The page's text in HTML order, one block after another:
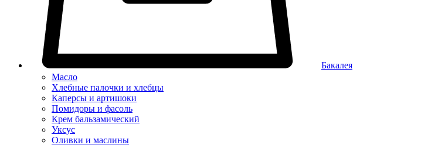
Бакалея
Масло
Хлебные палочки и хлебцы
Каперсы и артишоки
Помидоры и фасоль
Крем бальзамический
Уксус
Оливки и маслины